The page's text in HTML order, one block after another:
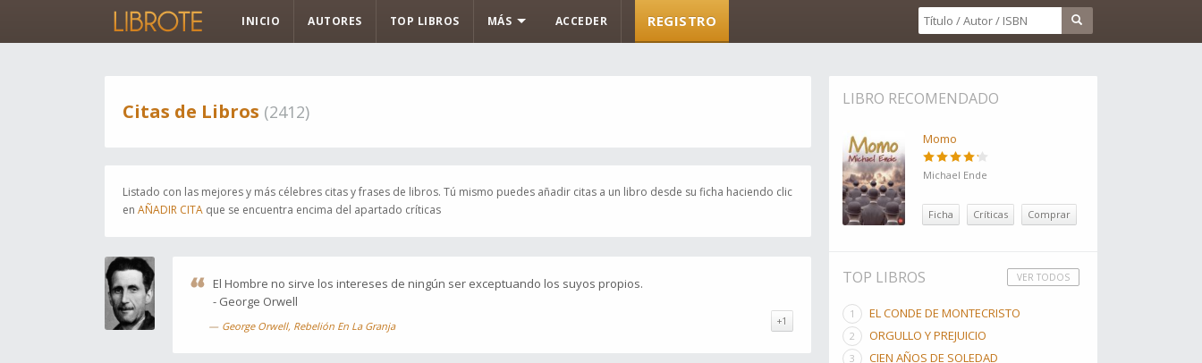
INICIO AUTORES TOP LIBROS MÁS ACCEDER REGISTRO
Citas de Libros (2412)
Listado con las mejores y más célebres citas y frases de libros. Tú mismo puedes añadir citas a un libro desde su ficha haciendo clic
en AÑADIR CITA que se encuentra encima del apartado críticas
El Hombre no sirve los intereses de ningún ser exceptuando los suyos propios.
- George Orwell
George Orwell, Rebelión En La Granja +1
LIBRO RECOMENDADO
Momo
Michael Ende
Ficha Críticas Comprar
VER TODOS
TOP LIBROS
EL CONDE DE MONTECRISTO
ORGULLO Y PREJUICIO
CIEN AÑOS DE SOLEDAD